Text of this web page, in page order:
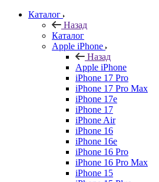
Каталог
Назад
Каталог
Apple iPhone
Назад
Apple iPhone
iPhone 17 Pro
iPhone 17 Pro Max
iPhone 17e
iPhone 17
iPhone Air
iPhone 16
iPhone 16e
iPhone 16 Pro
iPhone 16 Pro Max
iPhone 15